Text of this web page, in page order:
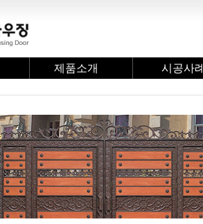
제품소개 시공사